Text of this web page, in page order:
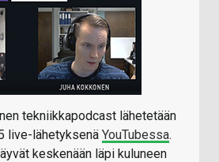
tekniikkapodcast lähetetään
live-lähetyksenä YouTubessa.
keskenään läpi kuluneen